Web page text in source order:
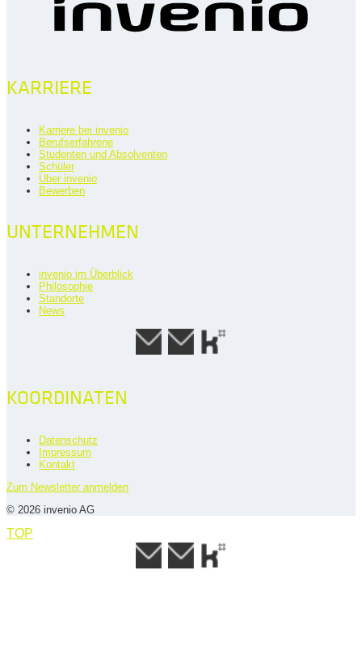
KARRIERE
Karriere bei invenio
Berufserfahrene
Studenten und Absolventen
Schüler
Über invenio
Bewerben
UNTERNEHMEN
invenio im Überblick
Philosophie
Standorte
News
KOORDINATEN
Datenschutz
Impressum
Kontakt
Zum Newsletter anmelden
© 2026 invenio AG
TOP